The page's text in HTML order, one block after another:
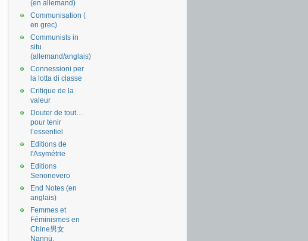
(en allemand)
Communisation (
en grec)
Communists in
situ
(allemand/anglais)
Connessioni per
la lotta di classe
Critique de la
valeur
Douter de tout…
pour tenir
l’essentiel
Editions de
l'Asymétrie
Editions
Senonevero
End Notes (en
anglais)
Femmes et
Féminismes en
Chine男女
Nannü.